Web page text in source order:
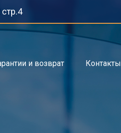
стр.4
и возврат Контакты